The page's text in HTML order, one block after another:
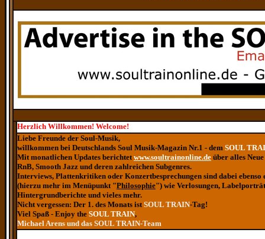
Herzlich Willkommen! Welcome!
Liebe Freunde der Soul-Musik,
willkommen bei Deutschlands Soul Musik-Magazin Nr.1 - dem SOUL
Mit monatlichen Updates berichtetwww.soultrainonline.de über alles
RnB, Smooth Jazz und deren zahlreichen Subgenres.
Interviews, Plattenkritiken oder Konzertbesprechungen sind dabei ebenso
(hierzu mehr im Menüpunkt "Philosophie") wie Verlosungen,
Hintergrundberichte und vieles mehr.
Nicht vergessen: Der 1. des Monats istSOUL TRAIN-Tag!
Viel Spaß - Enjoy the SOUL TRAIN,
Michael Arens und das SOUL TRAIN-Team